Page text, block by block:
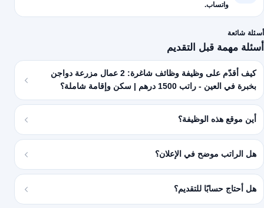
واتساب.
أسئلة شائعة
أسئلة مهمة قبل التقديم
كيف أقدّم على وظيفة وظائف شاغرة: 2 عمال مزرعة دواجن
بخبرة في العين - راتب 1500 درهم | سكن وإقامة شاملة؟
أين موقع هذه الوظيفة؟
هل الراتب موضح في الإعلان؟
هل أحتاج حسابًا للتقديم؟